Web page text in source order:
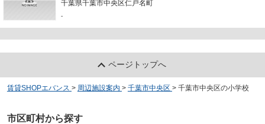
千葉県千葉市中央区仁戸名町
-
ページトップへ
賃貸SHOPエバンス > 周辺施設案内 > 千葉市中央区 > 千葉市中央区の小学校
市区町村から探す